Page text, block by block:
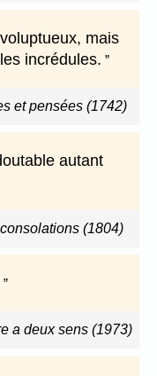
mais
incrédules.
et pensées (1742)
autant
(1804)
a deux sens (1973)